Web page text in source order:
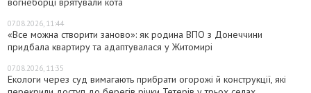
07.08.2026, 11:44
«Все можна створити заново»: як родина ВПО з Донеччини
придбала квартиру та адаптувалася у Житомирі
07.08.2026, 11:35
Екологи через суд вимагають прибрати огорожі й конструкції, які